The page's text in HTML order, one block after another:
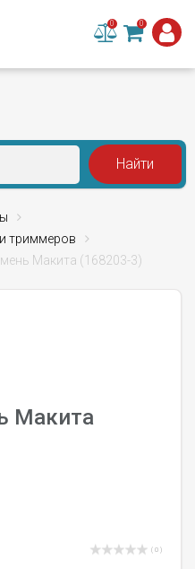
0 0
триммеров
Макита (168203-3)
Макита
( 0 )